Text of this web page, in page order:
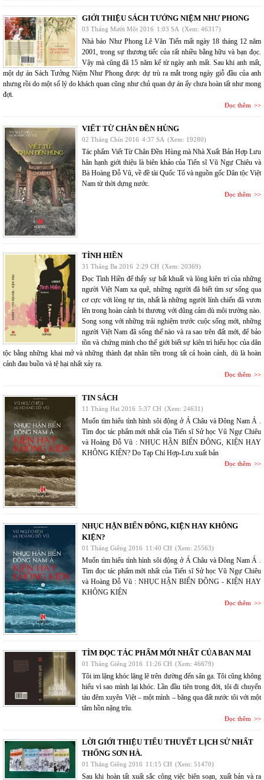
GIỚI THIỆU SÁCH TƯỞNG NIỆM NHƯ PHONG
03 Tháng Mười Một 2016 1:03 SA (Xem: 46317)
Nhà báo Như Phong Lê Văn Tiến mất ngày 18 tháng 12 năm
2001, trong sự thương tiếc của rất nhiều bằng hữu và bạn đọc.
Vậy mà cũng đã 15 năm kể từ ngày anh mất. Sau khi anh mất,
một dự án Sách Tưởng Niệm Như Phong được dự trù ra mắt trong ngày giỗ đầu của anh
nhưng rồi do một số lý do khách quan cũng như chủ quan dự án ấy chưa hoàn tất như mong
đợi.
Đọc thêm
VIẾT TỪ CHÂN ĐỀN HÙNG
02 Tháng Chín 2016 4:37 SA (Xem: 19280)
Tác phẩm Viết Từ Chân Đền Hùng mà Nhà Xuất Bản Hợp Lưu
hân hạnh giới thiệu là biên khảo của Tiến sĩ Vũ Ngự Chiêu và
Bà Hoàng Đỗ Vũ, về đề tài Quốc Tổ và nguồn gốc Dân tộc Việt
Nam từ thời dựng nước.
Đọc thêm
TÌNH HIỀN
31 Tháng Ba 2016 2:29 CH (Xem: 20369)
Đọc Tình Hiền để thấy sự bất khuất và lòng kiên trì của những
người Việt Nam xa quê, những người đã biết tìm sự sống qua
cơ cực với lòng tự tin, nhất là những người lính chiến đã vươn
lên trong hoàn cảnh bi thương với dũng cảm dù môi trường nào.
Song song với những trải nghiệm trước cuộc sống mới, những
người Việt Nam đã sống thế nào và ra sao trên đất mới, để bảo
tồn và chứng minh cho thế giới biết sự kiên trì hiếu học của dân
tộc bằng những khai mở và những thành đạt nhãn tiền trong tất cả hoàn cảnh, dù là hoàn
cảnh đau buồn và tệ hại nhất xảy ra.
Đọc thêm
TIN SÁCH
11 Tháng Hai 2016 5:37 CH (Xem: 24631)
Muốn tìm hiểu tình hình sôi động ở Á Châu và Đông Nam Á .
Tìm đọc tác phẩm mới nhất của Tiến sĩ Sử học Vũ Ngự Chiêu
và Hoàng Đỗ Vũ : NHỤC HẬN BIỂN ĐÔNG, KIỆN HAY
KHÔNG KIỆN? Do Tạp Chí Hợp-Lưu xuất bản
Đọc thêm
NHỤC HẬN BIỂN ĐÔNG, KIỆN HAY KHÔNG
KIỆN?
01 Tháng Giêng 2016 11:40 CH (Xem: 25563)
Muốn tìm hiểu tình hình sôi động ở Á Châu và Đông Nam Á .
Tìm đọc tác phẩm mới nhất của Tiến sĩ Sử học Vũ Ngự Chiêu
và Hoàng Đỗ Vũ : NHỤC HẬN BIỂN ĐÔNG - KIỆN HAY
KHÔNG KIỆN
Đọc thêm
TÌM ĐỌC TÁC PHẨM MỚI NHẤT CỦA BAN MAI
01 Tháng Giêng 2016 11:26 CH (Xem: 46679)
Tôi im lặng khóc lặng lẽ trên đường đến sân ga. Tôi cũng không
hiểu vì sao mình lại khóc. Lần đầu tiên trong đời, tôi đi chuyến
tàu đêm xuyên Việt – một mình – băng qua đất nước tôi với một
tâm hồn nặng trĩu.
Đọc thêm
LỜI GIỚI THIỆU TIỂU THUYẾT LỊCH SỬ NHẤT
THỐNG SƠN HÀ.
01 Tháng Giêng 2016 11:15 CH (Xem: 51470)
Sau khi hoàn tất xuất sắc công việc biên soạn, xuất bản và ra